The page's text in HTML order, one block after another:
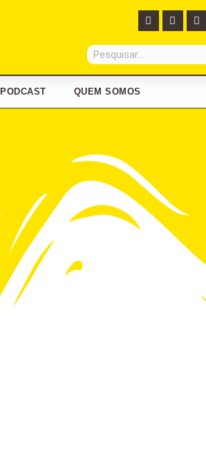
PODCAST QUEM SOMOS